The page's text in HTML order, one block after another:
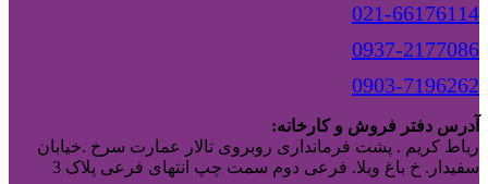
021-66176114
0937-2177086
0903-7196262
آدرس دفتر فروش و کارخانه:
رباط کریم . پشت فرمانداری روبروی تالار عمارت سرخ .خیابان
سفیدار. خ باغ ویلا. فرعی دوم سمت چپ انتهای فرعی پلاک 3